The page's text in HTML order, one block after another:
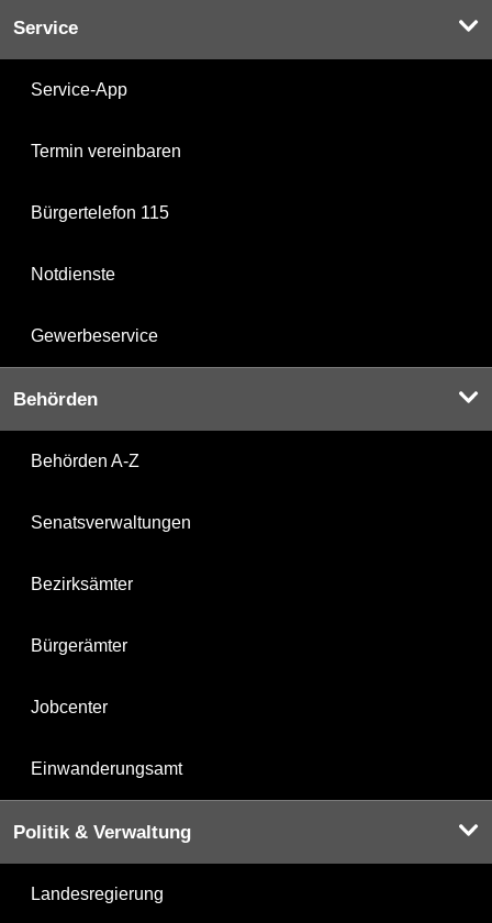
Service
Service-App
Termin vereinbaren
Bürgertelefon 115
Notdienste
Gewerbeservice
Behörden
Behörden A-Z
Senatsverwaltungen
Bezirksämter
Bürgerämter
Jobcenter
Einwanderungsamt
Politik & Verwaltung
Landesregierung